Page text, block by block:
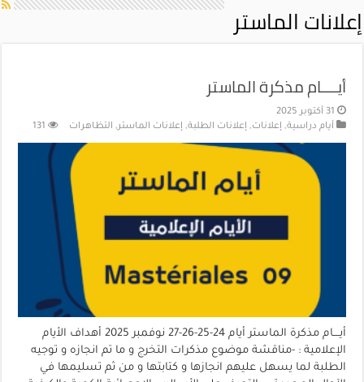
إعلانات الماستر
أيــــام مذكرة الماستر
31 أكتوبر 2025
أيام دراسية, إعلانات, إعلانات الطلبة, إعلانات الماستر, التظاهرات 131
أيــــام مذكرة الماستر أيام 24-25-26-27 نوفمبر 2025 أهداف الأيام
الإعلامية : -مناقشة موضوع مذكرات التخرج و ما تم انجازه و توجيه
الطلبة لما يسهل عليهم انجازها و كتابتها و من ثم تسليمها في